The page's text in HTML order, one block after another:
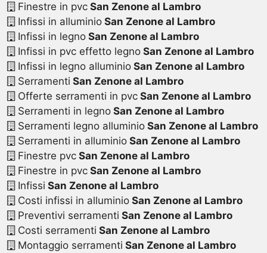
Finestre in pvcSan Zenone al Lambro
Infissi in alluminioSan Zenone al Lambro
Infissi in legnoSan Zenone al Lambro
Infissi in pvc effetto legnoSan Zenone al Lambro
Infissi in legno alluminioSan Zenone al Lambro
Serramenti San Zenone al Lambro
Offerte serramenti in pvcSan Zenone al Lambro
Serramenti in legnoSan Zenone al Lambro
Serramenti legno alluminioSan Zenone al Lambro
Serramenti in alluminioSan Zenone al Lambro
Finestre pvcSan Zenone al Lambro
Finestre in pvcSan Zenone al Lambro
Infissi San Zenone al Lambro
Costi infissi in alluminioSan Zenone al Lambro
Preventivi serramenti San Zenone al Lambro
Costi serramenti San Zenone al Lambro
Montaggio serramenti San Zenone al Lambro